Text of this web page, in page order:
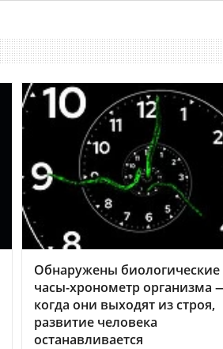
Обнаружены биологические
часы-хронометр организма
когда они выходят из строя,
развитие человека
останавливается